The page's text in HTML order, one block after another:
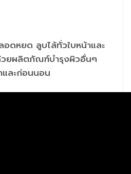
ดหยด ลูบไล้ทั่วใบหน้าและ
ยผลิตภัณฑ์บำรุงผิวอื่นๆ
และก่อนนอน